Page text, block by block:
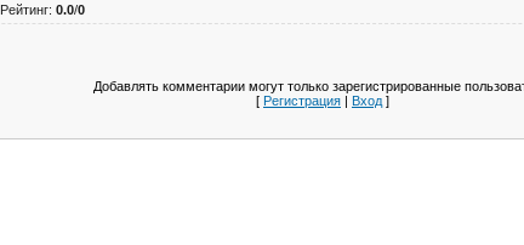
Рейтинг: 0.0/0
Добавлять комментарии могут только зарегистрированные
[ Регистрация | Вход ]